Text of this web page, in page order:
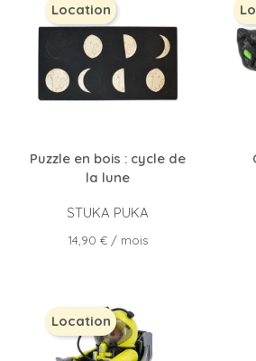
Puzzle en bois : cycle de
la lune
STUKA PUKA
Prix
14,90 €/ mois
Location
Location